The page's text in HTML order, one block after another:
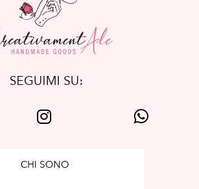
SEGUIMI SU:
CHI SONO